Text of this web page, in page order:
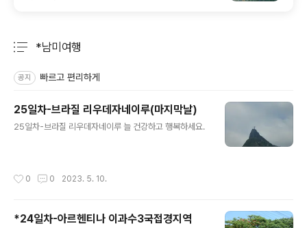
*남미여행
공지 빠르고 편리하게
25일차-브라질 리우데자네이루(마지막날)
25일차-브라질 리우데자네이루 늘 건강하고 행복하세요.
0 0 2023. 5. 10.
*24일차-아르헨티나 이과수3국접경지역